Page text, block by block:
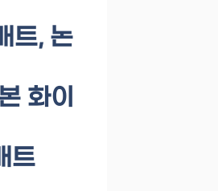
트, 논
화이
트